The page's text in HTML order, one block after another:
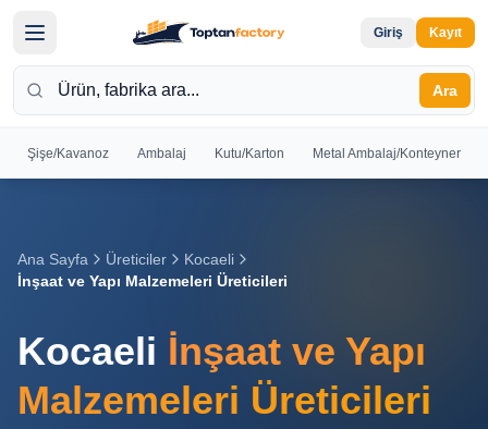
Giriş Kayıt
Ara
Şişe/Kavanoz Ambalaj Kutu/Karton Metal Ambalaj/Konteyner
Giriş yapın
veya kayıt
Giriş
Kayıt
Ana Sayfa Üreticiler
Kocaeli
İnşaat ve Yapı Malzemeleri Üreticileri
Kocaeli İnşaat ve Yapı
Malzemeleri Üreticileri